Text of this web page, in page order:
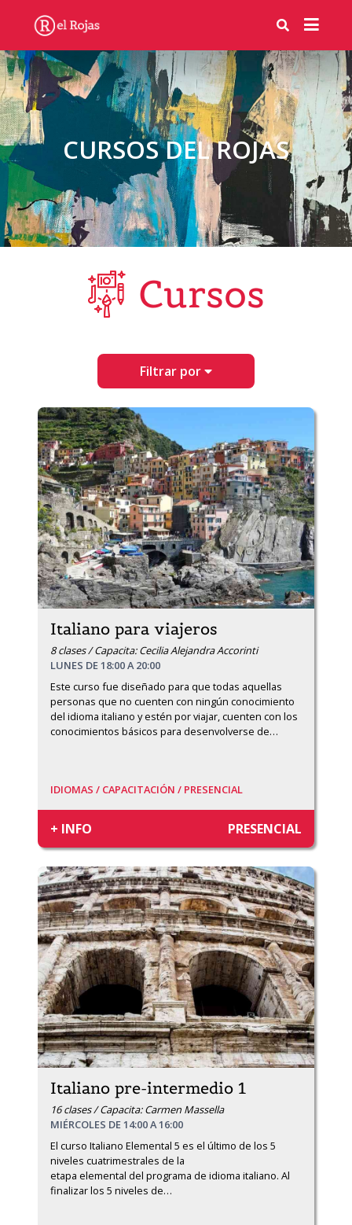
CURSOS DEL ROJAS
Cursos
Filtrar por
Italiano para viajeros
8 clases / Capacita: Cecilia Alejandra Accorinti
LUNES DE 18:00 A 20:00
Este curso fue diseñado para que todas aquellas
personas que no cuenten con ningún conocimiento
del idioma italiano y estén por viajar, cuenten con los
conocimientos básicos para desenvolverse de…
IDIOMAS / CAPACITACIÓN / PRESENCIAL
+ INFO PRESENCIAL
Italiano pre-intermedio 1
16 clases / Capacita: Carmen Massella
MIÉRCOLES DE 14:00 A 16:00
El curso Italiano Elemental 5 es el último de los 5
niveles cuatrimestrales de la
etapa elemental del programa de idioma italiano. Al
finalizar los 5 niveles de…